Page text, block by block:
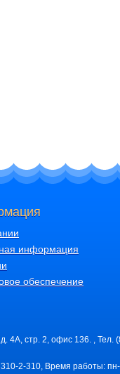
информация
обеспечение
4А, стр. 2, офис 136. ,
2-310, Время работы: